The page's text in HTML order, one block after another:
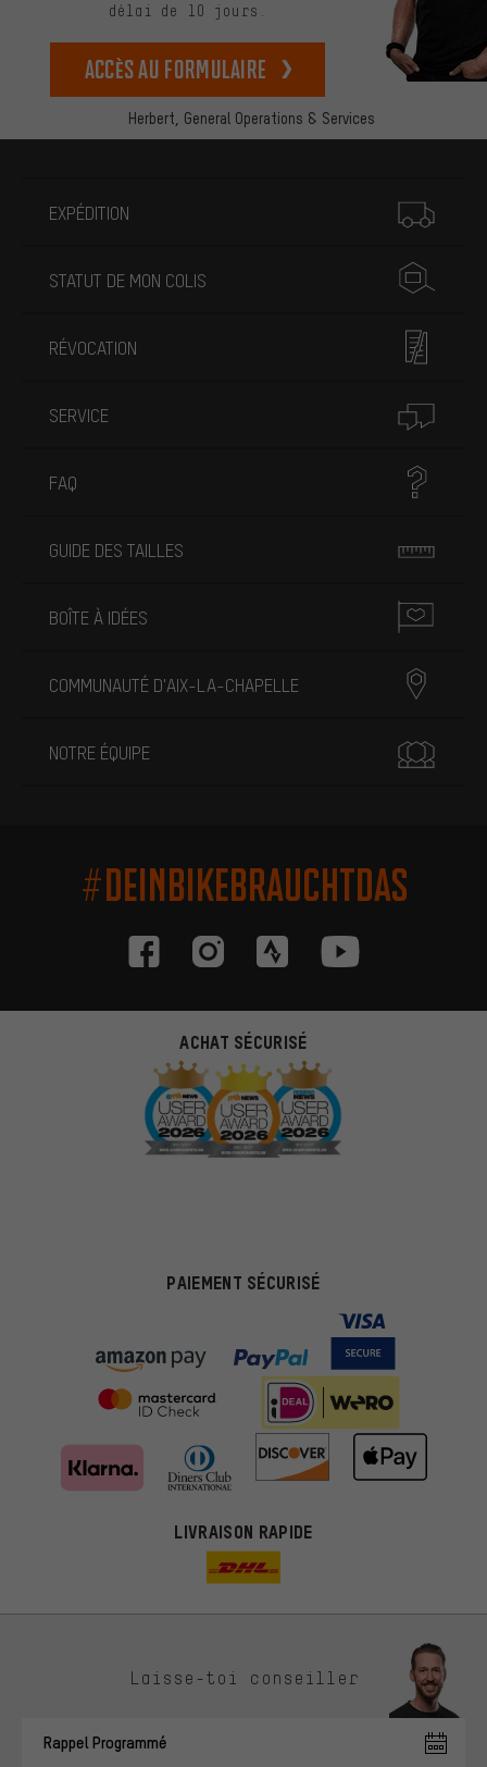
Herbert, General Operations & Services
délai de 10 jours.
Accès au formulaire
EXPÉDITION
STATUT DE MON COLIS
RÉVOCATION
SERVICE
FAQ
GUIDE DES TAILLES
BOÎTE À IDÉES
COMMUNAUTÉ D'AIX-LA-CHAPELLE
NOTRE ÉQUIPE
#DEINBIKEBRAUCHTDAS
ACHAT SÉCURISÉ
PAIEMENT SÉCURISÉ
LIVRAISON RAPIDE
Laisse-toi conseiller
Rappel Programmé
Des offres plus adaptées
Au lieu de pubs au hasard, nous afficherons des offres plus
intérêts et à te présenter des offres et des conseils sur mesure.